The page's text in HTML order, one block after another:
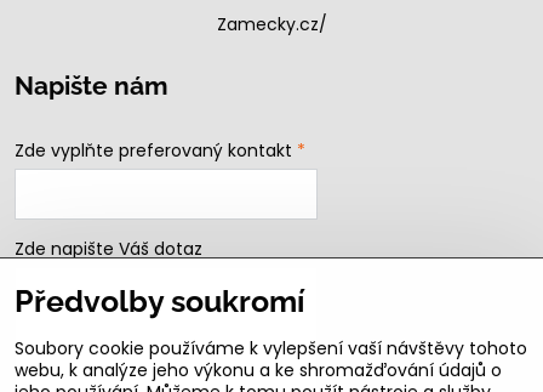
Zamecky.cz/
Napište nám
Zde vyplňte preferovaný kontakt *
Zde napište Váš dotaz
Předvolby soukromí
Soubory cookie používáme k vylepšení vaší návštěvy tohoto
webu, k analýze jeho výkonu a ke shromažďování údajů o